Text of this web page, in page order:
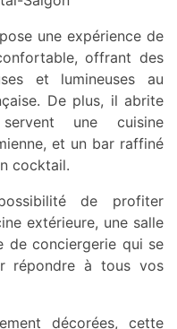
une expérience de
offrant des
et lumineuses au
De plus, il abrite
une cuisine
et un bar raffiné
cocktail.
de profiter
extérieure, une salle
de conciergerie qui se
répondre à tous vos
décorées, cette